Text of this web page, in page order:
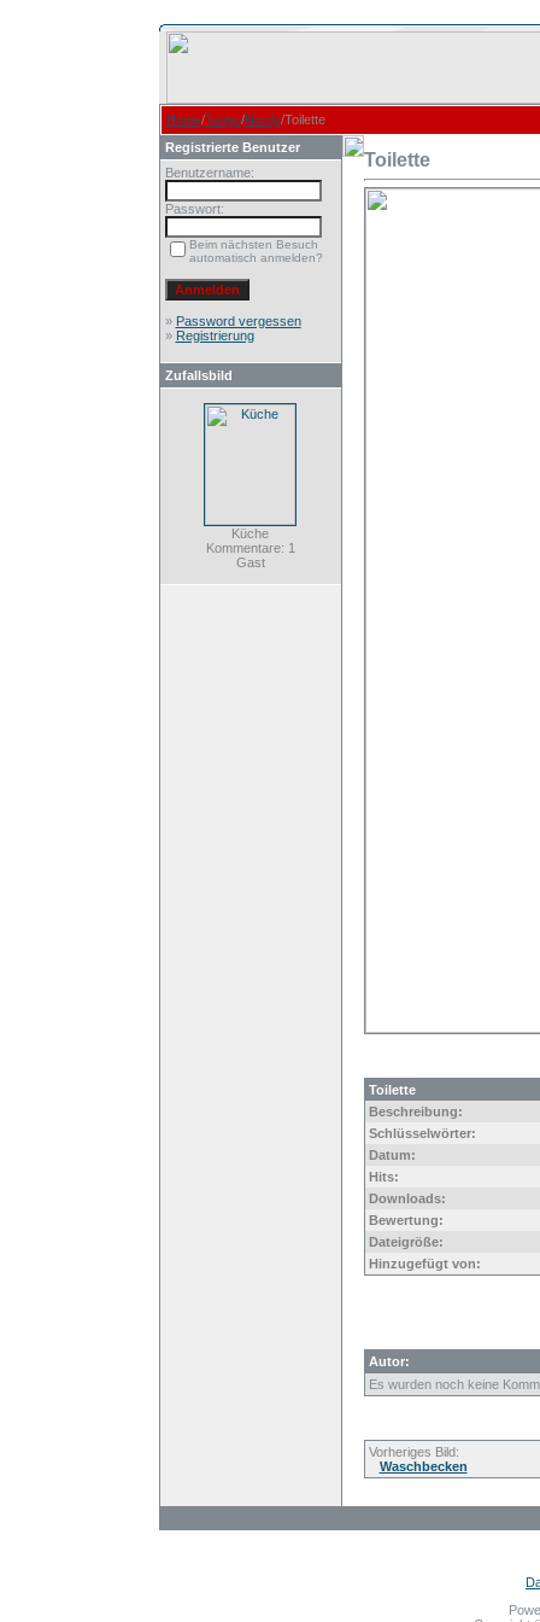
Home/Tango/Nordy/Toilette
Registrierte Benutzer
Benutzername:
Passwort:
Beim nächsten Besuch
automatisch anmelden?
» Password vergessen
» Registrierung
Zufallsbild
Küche
Kommentare: 1
Gast
Toilette
Toilette
Beschreibung:
Schlüsselwörter:
Datum:
Hits:
Downloads:
Bewertung:
Dateigröße:
Hinzugefügt von:
Autor:
Es wurden noch keine
Vorheriges Bild:
Waschbecken